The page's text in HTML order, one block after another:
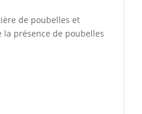
de poubelles et
la présence de poubelles